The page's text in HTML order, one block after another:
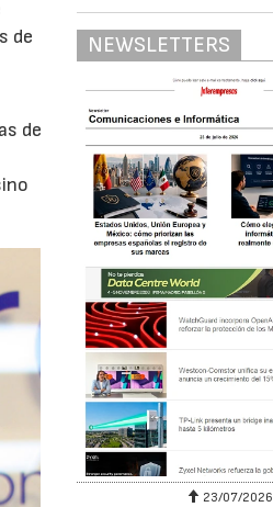
de
de
NEWSLETTERS
23/07/2026